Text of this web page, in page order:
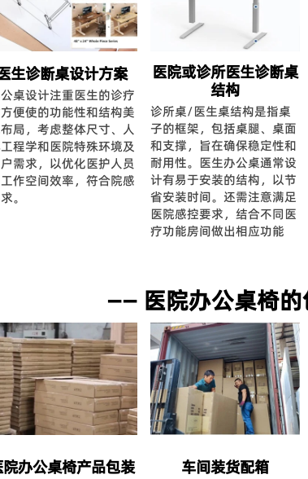
生诊断桌设计方案
桌设计注重医生的诊疗
便使的功能性和结构美
局，考虑整体尺寸、人
程学和医院特殊环境及
需求，以优化医护人员
作空间效率，符合院感
。
医院或诊所医生诊断桌
结构
诊所桌/医生桌结构是指桌
子的框架，包括桌腿、桌面
和支撑，旨在确保稳定性和
耐用性。 医生办公桌通常设
计有易于安装的结构，以节
省安装时间。还需注意满足
医院感控要求，结合不同医
疗功能房间做出相应功能
—— 医院办公桌椅
院办公桌椅产品包装 车间装货配箱